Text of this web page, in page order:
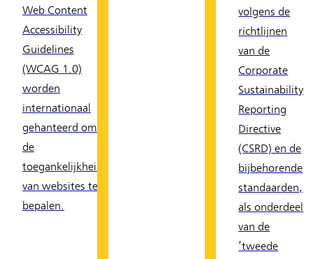
Web Content
Accessibility
Guidelines
(WCAG 1.0)
worden
internationaal
gehanteerd om
de
toegankelijkheid
van websites te
bepalen.
volgens de
richtlijnen
van de
Corporate
Sustainability
Reporting
Directive
(CSRD) en de
bijbehorende
standaarden,
als onderdeel
van de
‘tweede